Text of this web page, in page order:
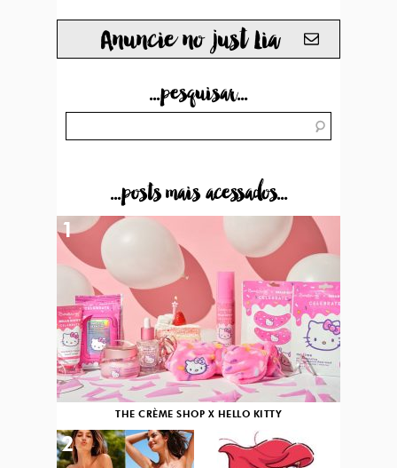
Anuncie no just Lia
...pesquisar...
...posts mais acessados...
THE CRÈME SHOP X HELLO KITTY
1
2 3